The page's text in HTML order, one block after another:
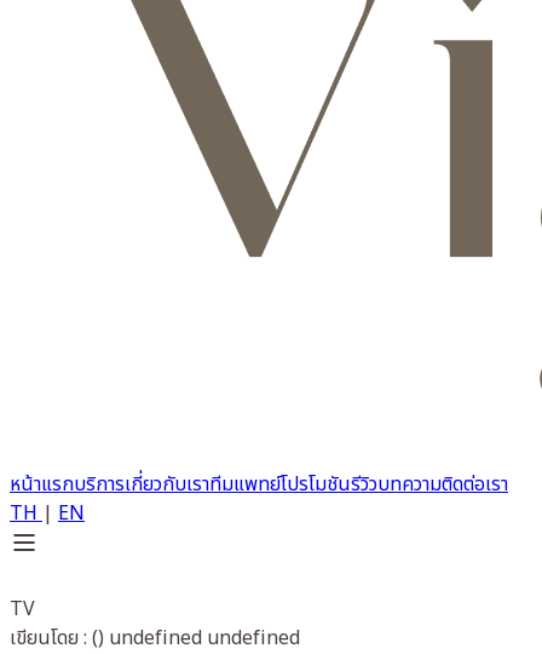
หน้าแรกบริการเกี่ยวกับเราทีมแพทย์โปรโมชันรีวิวบทความติดต่อเรา
TH| EN
TV
เขียนโดย : () undefined undefined